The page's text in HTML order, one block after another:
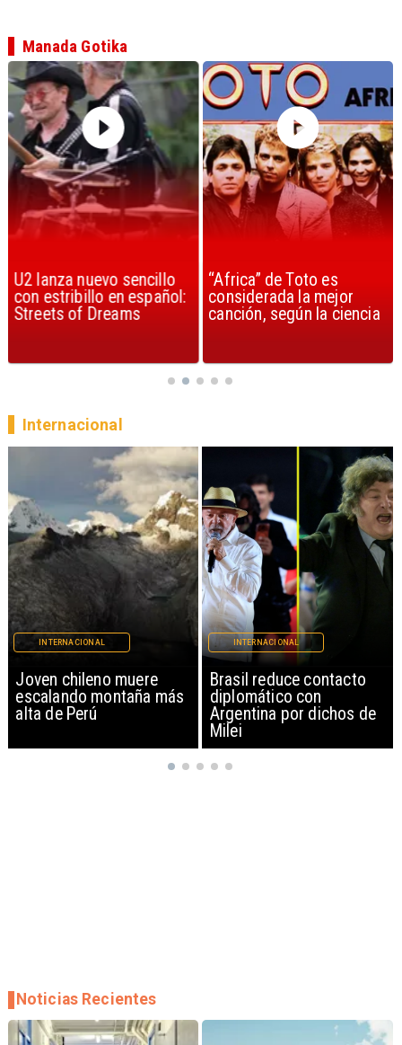
U2 lanza nuevo sencillo
con estribillo en español:
Streets of Dreams
“Africa” de Toto es
considerada la mejor
canción, según la ciencia
Manada Gotika
Brasil reduce contacto
diplomático con
Argentina por dichos de
INTERNACIONAL
China restringe
exportación de drones a
EEUU y sanciona
empresas
INTERNACIONAL
Internacional
Noticias Recientes